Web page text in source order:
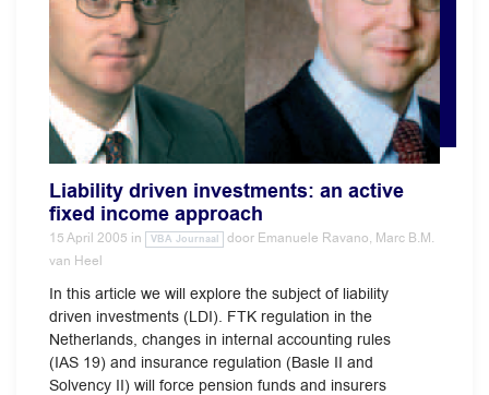
Liability driven investments: an active
fixed income approach
15 April 2005 in VBA Journaal door Emanuele Ravano, Marc B.M.
van Heel
In this article we will explore the subject of liability
driven investments (LDI). FTK regulation in the
Netherlands, changes in internal accounting rules
(IAS 19) and insurance regulation (Basle II and
Solvency II) will force pension funds and insurers